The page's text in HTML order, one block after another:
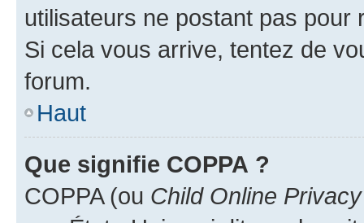
utilisateurs ne postant pas pour
Si cela vous arrive, tentez de
forum.
Haut
Que signifie COPPA ?
COPPA (ou Child Online